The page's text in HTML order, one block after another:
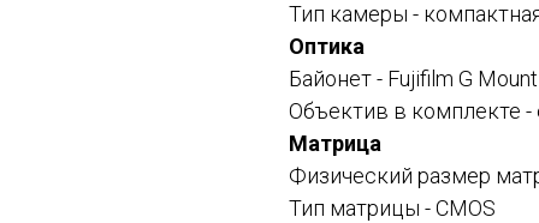
Тип камеры -
Оптика
Байонет - Fujifilm G Mount
Объектив в комплекте -
Матрица
Физический размер
Тип матрицы - CMOS